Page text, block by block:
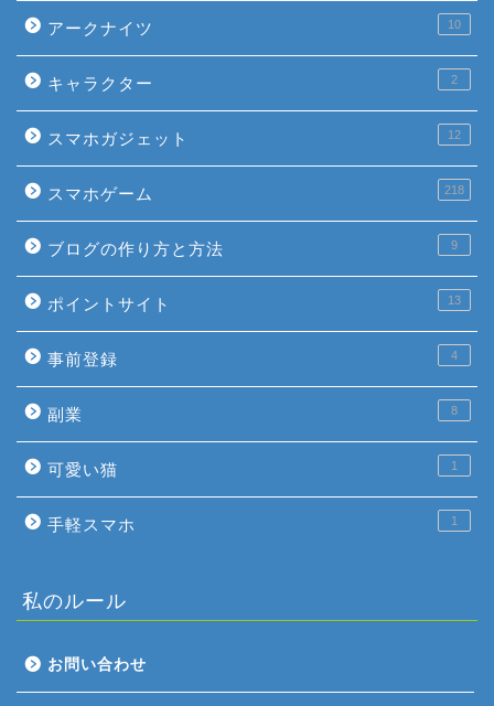
アークナイツ 10
キャラクター 2
スマホガジェット 12
スマホゲーム 218
ブログの作り方と方法 9
ポイントサイト 13
事前登録 4
副業 8
可愛い猫 1
手軽スマホ 1
私のルール
お問い合わせ
ホーム